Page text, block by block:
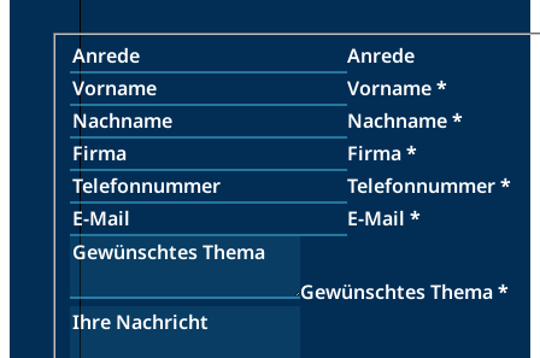
Anrede
Vorname*
Nachname*
Firma*
Telefonnummer*
E-Mail *
Gewünschtes Thema*